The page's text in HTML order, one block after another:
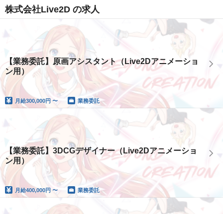
株式会社Live2D の求人
【業務委託】原画アシスタント（Live2Dアニメーショ
ン用）
月給300,000円 〜 業務委託
【業務委託】3DCGデザイナー（Live2Dアニメーショ
ン用）
月給400,000円 〜 業務委託